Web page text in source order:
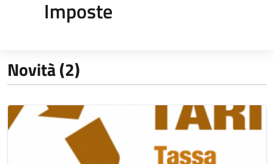
Imposte
Novità (2)